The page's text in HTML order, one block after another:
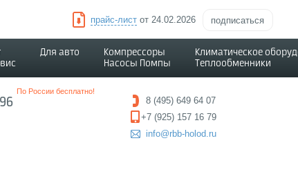
прайс-листот 24.02.2026 подписаться
Для авто
Компрессоры
Насосы Помпы
Климатическое
Теплообменники
По России бесплатно!
8 (495) 649 64 07
+7 (925) 157 16 79
info@rbb-holod.ru